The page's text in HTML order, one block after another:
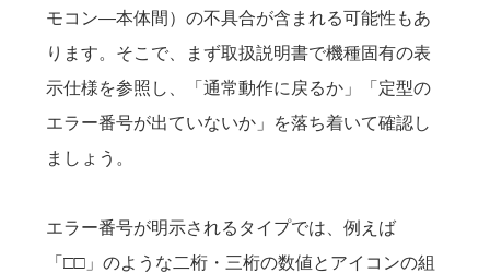
モコン—本体間）の不具合が含まれる可能性もあ
ります。そこで、まず取扱説明書で機種固有の表
示仕様を参照し、「通常動作に戻るか」「定型の
エラー番号が出ていないか」を落ち着いて確認し
ましょう。
エラー番号が明示されるタイプでは、例えば
「□□」のような二桁・三桁の数値とアイコンの組